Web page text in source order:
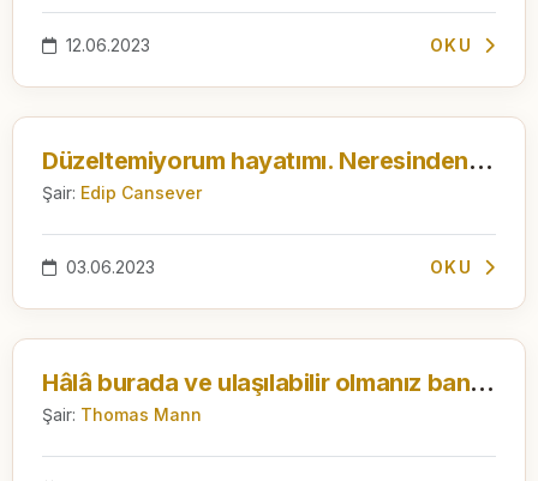
12.06.2023 OKU
Düzeltemiyorum hayatımı. Neresinden çeksem, öteki yanı bozuluyor.
Şair: Edip Cansever
03.06.2023 OKU
Hâlâ burada ve ulaşılabilir olmanız bana güç veriyor
Şair: Thomas Mann